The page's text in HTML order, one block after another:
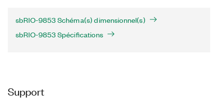
sbRIO-9853 Schéma(s) dimensionnel(s)
sbRIO-9853 Spécifications
Support